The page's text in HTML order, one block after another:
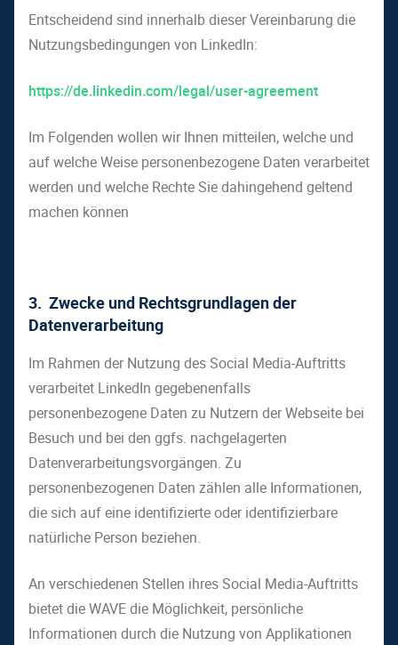
Entscheidend sind innerhalb dieser Vereinbarung die
Nutzungsbedingungen von LinkedIn:
https://de.linkedin.com/legal/user-agreement
Im Folgenden wollen wir Ihnen mitteilen, welche und
auf welche Weise personenbezogene Daten verarbeitet
werden und welche Rechte Sie dahingehend geltend
machen können
3. Zwecke und Rechtsgrundlagen der
Datenverarbeitung
Im Rahmen der Nutzung des Social Media-Auftritts
verarbeitet LinkedIn gegebenenfalls
personenbezogene Daten zu Nutzern der Webseite bei
Besuch und bei den ggfs. nachgelagerten
Datenverarbeitungsvorgängen. Zu
personenbezogenen Daten zählen alle Informationen,
die sich auf eine identifizierte oder identifizierbare
natürliche Person beziehen.
An verschiedenen Stellen ihres Social Media-Auftritts
bietet die WAVE die Möglichkeit, persönliche
Informationen durch die Nutzung von Applikationen